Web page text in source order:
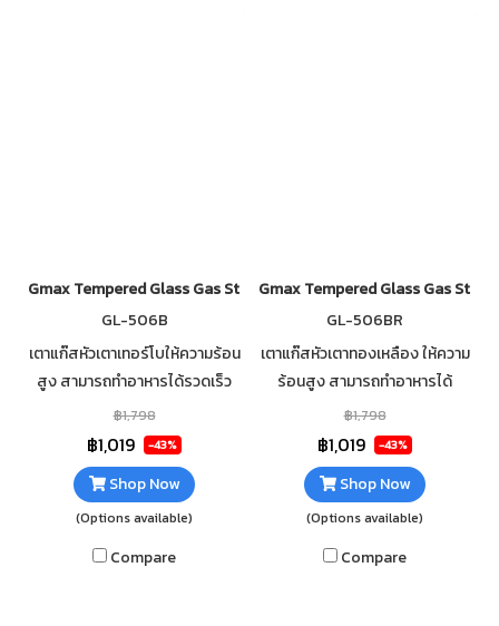
Gmax Tempered Glass Gas Stove 1 Burner Turbo GL-506B
GL-506B
เตาแก๊สหัวเตาเทอร์โบให้ความร้อน
สูง สามารถทำอาหารได้รวดเร็ว
กระจกนิรภัยหนา 7mm เสริมฟอ
ยกันความร้อนใต้กระจก ทำความ
สะอาดง่าย
฿1,798
฿1,019 -43%
Shop Now
(Options available)
Compare
Gmax Tempered Glass Gas
GL-506BR
เตาแก๊สหัวเตาทองเหลือง ให้ความ
ร้อนสูง สามารถทำอาหารได้
รวดเร็ว กระจกนิรภัยหนา 7mm เส
ริมฟอยกันความร้อนใต้กระจก
ทำความสะอาดง่าย
฿1,798
฿1,019 -43%
Shop Now
(Options available)
Compare